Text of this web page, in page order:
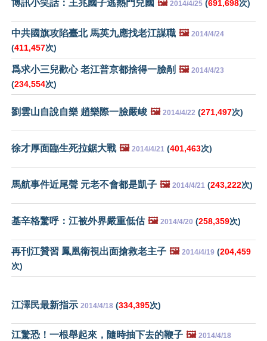
博訊小笑話：王兆國子逃熱門兒國 🖼️ 2014/4/25 (691,698次)
中共國旗攻陷臺北 馬英九應找老江謀職 🖼️ 2014/4/24
(411,457次)
爲求小三兒歡心 老江普京都捨得一臉剮 🖼️ 2014/4/23
(234,554次)
劉雲山自說自樂 趙樂際一臉嚴峻 🖼️ 2014/4/22 (271,497次)
徐才厚面臨生死拉鋸大戰 🖼️ 2014/4/21 (401,463次)
馬航事件近尾聲 元老不會都是凱子 🖼️ 2014/4/21 (243,222次)
基辛格驚呼：江被外界嚴重低估 🖼️ 2014/4/20 (258,359次)
再刊江贊習 鳳凰衛視出面搶救老主子 🖼️ 2014/4/19 (204,459
次)
江澤民最新指示 2014/4/18 (334,395次)
江驚恐！一根舉起來，隨時抽下去的鞭子 🖼️ 2014/4/18